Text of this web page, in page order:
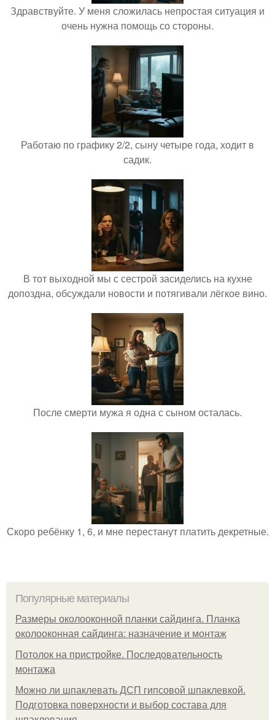
Здравствуйте. У меня сложилась непростая ситуация и
очень нужна помощь со стороны.
Работаю по графику 2/2, сыну четыре года, ходит в
садик.
В тот выходной мы с сестрой засиделись на кухне
допоздна, обсуждали новости и потягивали лёгкое вино.
После смерти мужа я одна с сыном осталась.
Скоро ребёнку 1, 6, и мне перестанут платить декретные.
Популярные материалы
Размеры околооконной планки сайдинга. Планка
околооконная сайдинга: назначение и монтаж
Потолок на пристройке. Последовательность
монтажа
Можно ли шпаклевать ДСП гипсовой шпаклевкой.
Подготовка поверхности и выбор состава для